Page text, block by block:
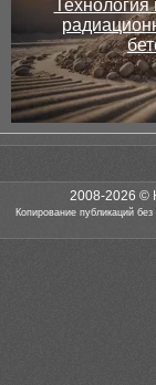
Технология
2008-2026 ©
Копирование публикаций